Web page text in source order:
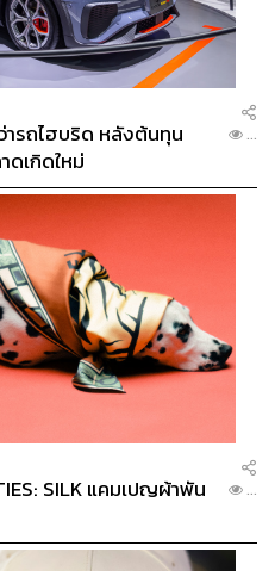
ารถไฮบริด หลังต้นทุน
เกิดใหม่
...
SILK แคมเปญผ้าพัน
...